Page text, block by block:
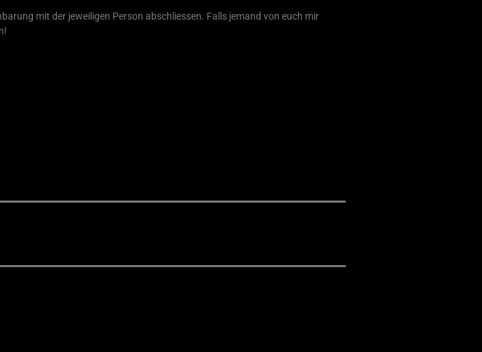
mit der jeweiligen Person abschliessen. Falls jemand von euch mir